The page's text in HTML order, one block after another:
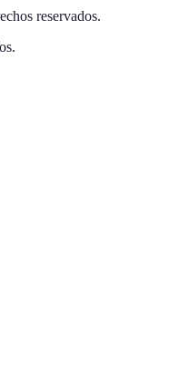
reservados.